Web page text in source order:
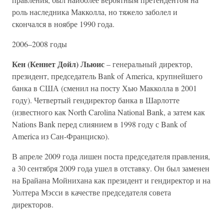
роль наследника Макколла, но тяжело заболел и
скончался в ноябре 1990 года.
2006–2008 годы
Кен (Кеннет Дойл) Льюис– генеральный директор,
президент, председатель Bank of America, крупнейшего
банка в США (сменил на посту Хью Макколла в 2001
году). Четвертый гендиректор банка в Шарлотте
(известного как North Carolina National Bank, а затем как
Nations Bank перед слиянием в 1998 году с Bank of
America из Сан-Франциско).
В апреле 2009 года лишен поста председателя правления,
а 30 сентября 2009 года ушел в отставку. Он был заменен
на Брайана Мойнихана как президент и гендиректор и на
Уолтера Мэсси в качестве председателя совета
директоров.